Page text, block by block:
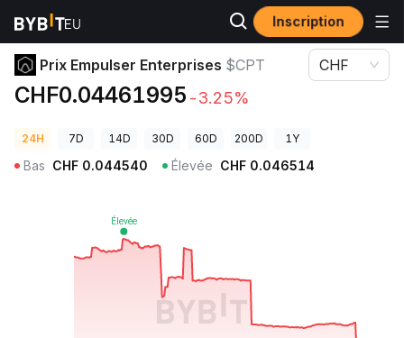
Inscription
Prix des cryptos Prix Empulser Enterprises $CPT
Prix Empulser Enterprises $CPT
CHF0.04461995 -3.25%
CHF
24H 7D 14D 30D 60D 200D 1Y
Bas CHF 0.044540 Élevée CHF 0.046514